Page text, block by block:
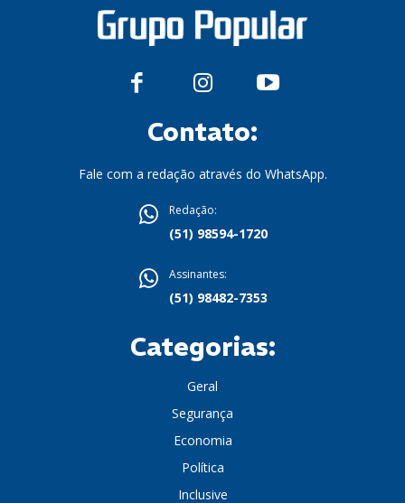
Contato:
Fale com a redação através do WhatsApp.
Redação:
(51) 98594-1720
Assinantes:
(51) 98482-7353
Categorias:
Geral
Segurança
Economia
Política
Inclusive